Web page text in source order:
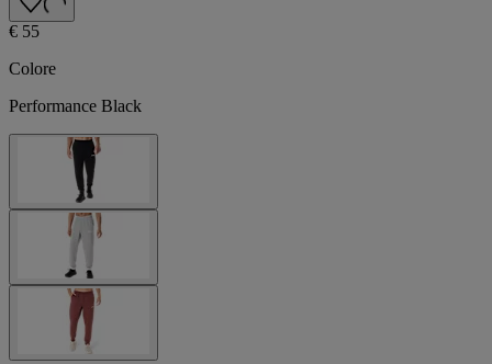
€ 55
Colore
Performance Black